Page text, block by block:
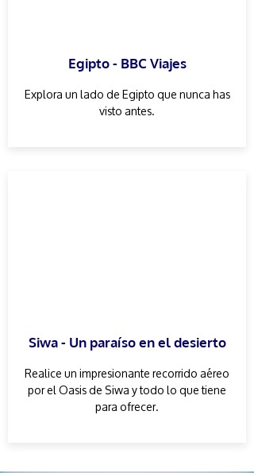
Egipto - BBC Viajes
Explora un lado de Egipto que nunca has
visto antes.
Siwa - Un paraíso en el desierto
Realice un impresionante recorrido aéreo
por el Oasis de Siwa y todo lo que tiene
para ofrecer.